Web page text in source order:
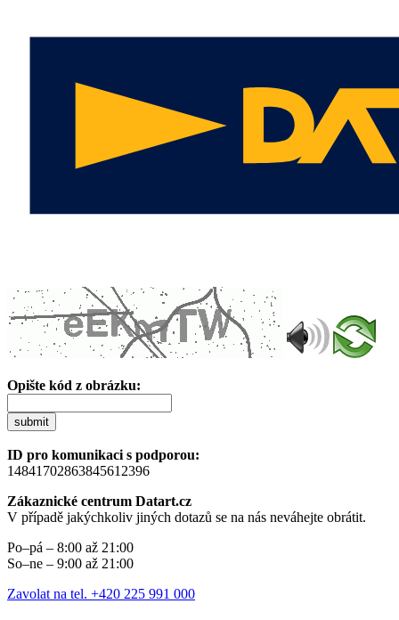
Opište kód z obrázku:
submit
ID pro komunikaci s podporou:
14841702863845612396
Zákaznické centrum Datart.cz
V případě jakýchkoliv jiných dotazů se na nás neváhejte obrátit.
Po–pá – 8:00 až 21:00
So–ne – 9:00 až 21:00
Zavolat na tel. +420 225 991 000